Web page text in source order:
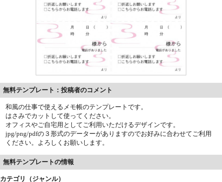
無料テンプレート：投稿者のコメント
和風の仕事で使えるメモ帳のテンプレートです。
はさみでカットして使ってください。
オフィスやご自宅用としてご利用いただけるデザインです。
jpg/png/pdfの３形式のデーターがありますのでお好みに合わせてご利用
ください。よろしくお願いします。
無料テンプレートの情報
カテゴリ（ジャンル）